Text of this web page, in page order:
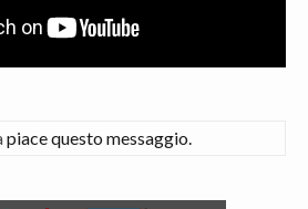
piace questo messaggio.